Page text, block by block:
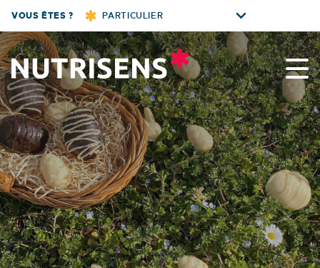
content
VOUS ÊTES ? PARTICULIER
Nutrisens